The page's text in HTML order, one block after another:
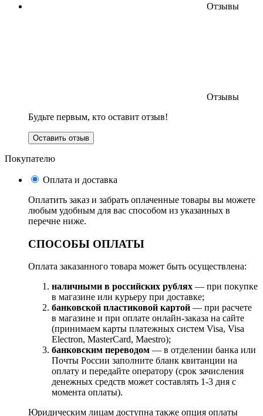
Отзывы
Отзывы
Будьте первым, кто оставит отзыв!
Оставить отзыв
Покупателю
Оплата и доставка
Оплатить заказ и забрать оплаченные товары вы можете
любым удобным для вас способом из указанных в
перечне ниже.
СПОСОБЫ ОПЛАТЫ
Оплата заказанного товара может быть осуществлена:
наличными в российских рублях — при покупке
в магазине или курьеру при доставке;
банковской пластиковой картой — при расчете
в магазине и при оплате онлайн-заказа на сайте
(принимаем карты платежных систем Visa, Visa
Electron, MasterCard, Maestro);
банковским переводом — в отделении банка или
Почты России заполните бланк квитанции на
оплату и передайте оператору (срок зачисления
денежных средств может составлять 1-3 дня с
момента оплаты).
Юридическим лицам доступна также опция оплаты